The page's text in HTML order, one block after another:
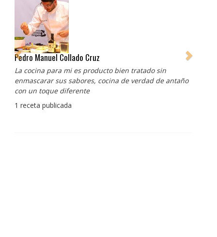
Pedro Manuel Collado Cruz
La cocina para mi es producto bien tratado sin
enmascarar sus sabores, cocina de verdad de antaño
con un toque diferente
1 receta publicada